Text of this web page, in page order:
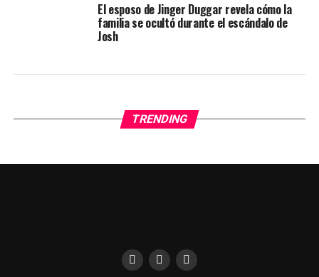
El esposo de Jinger Duggar revela cómo la
familia se ocultó durante el escándalo de
Josh
TRENDING